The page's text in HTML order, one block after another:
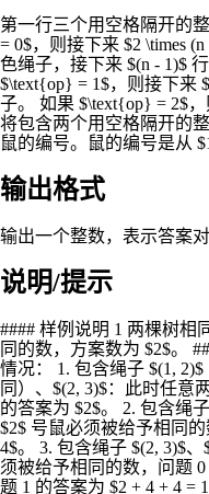
第一行三个用空格隔开的
= 0$，则接下来 $2 \times
色绳子，接下来 $(n - 1)$
$\text{op} = 1$，则接下来
子。 如果 $\text{op} = 2$
将包含两个用空格隔开的
鼠的编号。鼠的编号是从
输出格式
输出一个整数，表示答案对
说明/提示
#### 样例说明 1 两棵树相
同的数，方案数为 $2$。
情况： 1. 包含绳子 $(1,
同）、$(2, 3)$：此时任意
的答案为 $2$。 2. 包含绳
$2$ 号鼠必须被给予相同
4$。 3. 包含绳子 $(2, 3)$
须被给予相同的数，问题 0
题 1 的答案为 $2 + 4 + 4 =